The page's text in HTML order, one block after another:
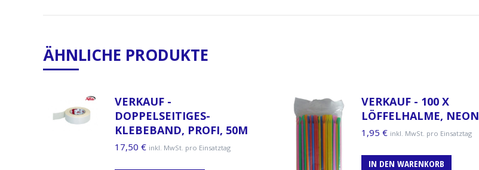
ÄHNLICHE PRODUKTE
VERKAUF -
DOPPELSEITIGES-
KLEBEBAND, PROFI, 50M
17,50 € inkl. MwSt. pro Einsatztag
VERKAUF - 100 X
LÖFFELHALME, NEON
1,95 € inkl. MwSt. pro Einsatztag
IN DEN WARENKORB